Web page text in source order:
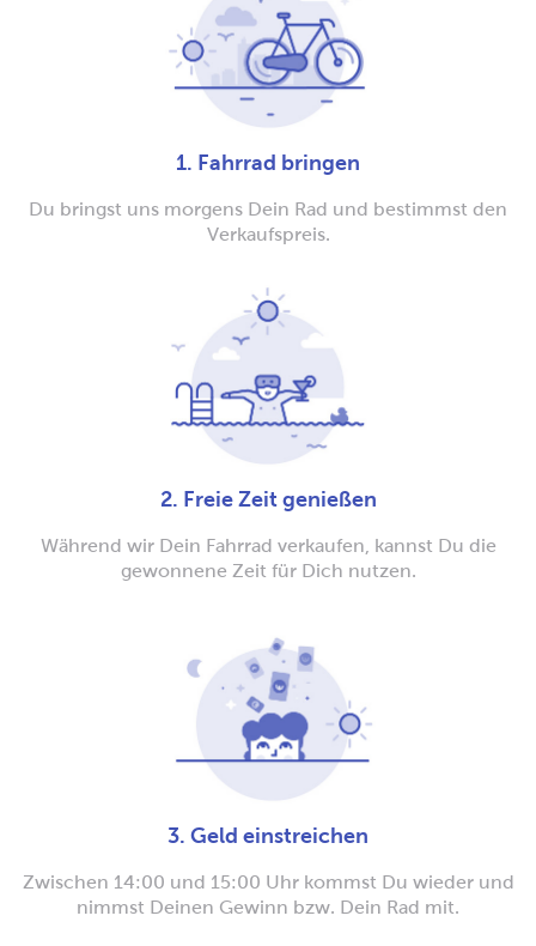
1. Fahrrad bringen
Du bringst uns morgens Dein Rad und bestimmst den
Verkaufspreis.
2. Freie Zeit genießen
Während wir Dein Fahrrad verkaufen, kannst Du die
gewonnene Zeit für Dich nutzen.
3. Geld einstreichen
Zwischen 14:00 und 15:00 Uhr kommst Du wieder und
nimmst Deinen Gewinn bzw. Dein Rad mit.